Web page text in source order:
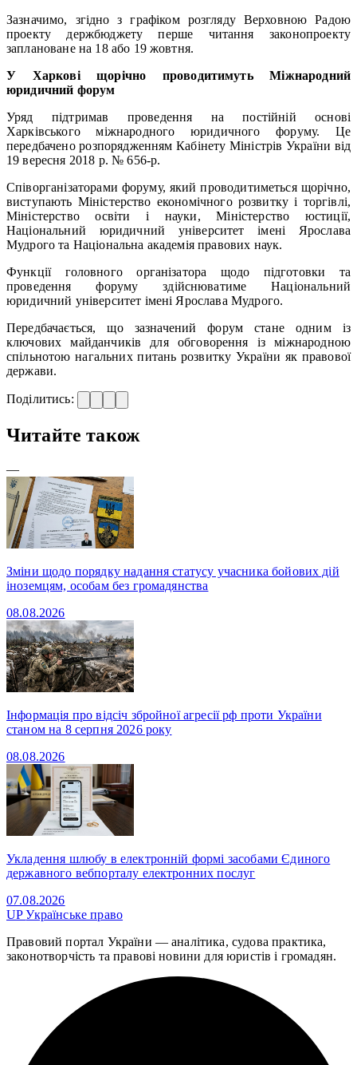
Зазначимо, згідно з графіком розгляду Верховною Радою
проекту держбюджету перше читання законопроекту
заплановане на 18 або 19 жовтня.
У Харкові щорічно проводитимуть Міжнародний
юридичний форум
Уряд підтримав проведення на постійній основі
Харківського міжнародного юридичного форуму. Це
передбачено розпорядженням Кабінету Міністрів України від
19 вересня 2018 р. № 656-р.
Співорганізаторами форуму, який проводитиметься щорічно,
виступають Міністерство економічного розвитку і торгівлі,
Міністерство освіти і науки, Міністерство юстиції,
Національний юридичний університет імені Ярослава
Мудрого та Національна академія правових наук.
Функції головного організатора щодо підготовки та
проведення форуму здійснюватиме Національний
юридичний університет імені Ярослава Мудрого.
Передбачається, що зазначений форум стане одним із
ключових майданчиків для обговорення із міжнародною
спільнотою нагальних питань розвитку України як правової
держави.
Поділитись:
Читайте також
—
Зміни щодо порядку надання статусу учасника бойових дій
іноземцям, особам без громадянства
08.08.2026
Інформація про відсіч збройної агресії рф проти України
станом на 8 серпня 2026 року
08.08.2026
Укладення шлюбу в електронній формі засобами Єдиного
державного вебпорталу електронних послуг
07.08.2026
UPУкраїнське право
Правовий портал України — аналітика, судова практика,
законотворчість та правові новини для юристів і громадян.